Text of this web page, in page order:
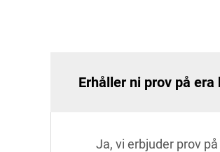
Erhåller ni prov på
Ja, vi erbjuder prov